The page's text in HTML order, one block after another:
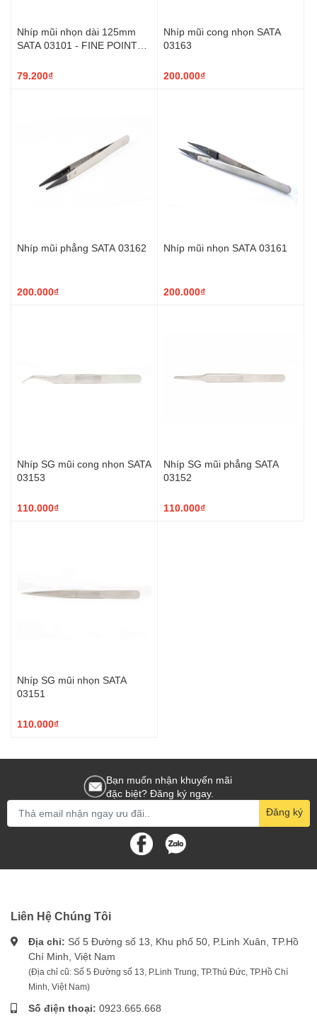
Nhíp mũi nhọn dài 125mm
SATA 03101 - FINE POINTED
79.200₫
Nhíp mũi cong nhọn SATA
03163
200.000₫
Nhíp mũi phẳng SATA 03162
200.000₫
Nhíp mũi nhọn SATA 03161
200.000₫
Nhíp SG mũi cong nhọn SATA
03153
110.000₫
Nhíp SG mũi phẳng SATA
03152
110.000₫
Nhíp SG mũi nhọn SATA
03151
110.000₫
Bạn muốn nhận khuyến mãi
đặc biệt? Đăng ký ngay.
Đăng ký
Liên Hệ Chúng Tôi
Địa chỉ: Số 5 Đường số 13, Khu phố 50, P.Linh Xuân, TP.Hồ
Chí Minh, Việt Nam
(Địa chỉ cũ: Số 5 Đường số 13, P.Linh Trung, TP.Thủ Đức, TP.Hồ Chí
Minh, Việt Nam)
Số điện thoại: 0923.665.668